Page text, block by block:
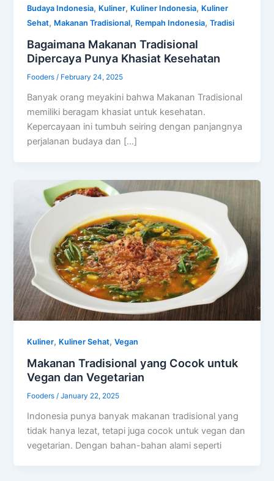
Budaya Indonesia, Kuliner, Kuliner Indonesia, Kuliner
Sehat, Makanan Tradisional, Rempah Indonesia,Tradisi
Bagaimana Makanan Tradisional
Dipercaya Punya Khasiat Kesehatan
Fooders/ February 24, 2025
Banyak orang meyakini bahwa Makanan Tradisional
memiliki beragam khasiat untuk kesehatan.
Kepercayaan ini tumbuh seiring dengan panjangnya
perjalanan budaya dan […]
Kuliner, Kuliner Sehat,Vegan
Makanan Tradisional yang Cocok untuk
Vegan dan Vegetarian
Fooders /January 22, 2025
Indonesia punya banyak makanan tradisional yang
tidak hanya lezat, tetapi juga cocok untuk vegan dan
vegetarian. Dengan bahan-bahan alami seperti